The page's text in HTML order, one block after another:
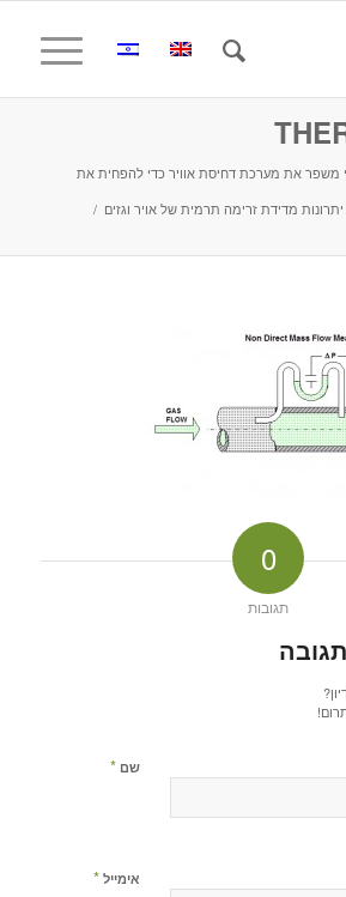
משפר את מערכת דחיסת אוויר כדי להפחית את
יתרונות מדידת זרימה תרמית של אויר וגזים /
0
תגובות
שם *
אימייל *